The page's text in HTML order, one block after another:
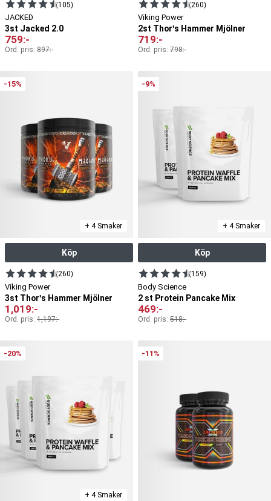
(105)
JACKED
3st Jacked 2.0
759:-
Ord. pris: 897:-
(260)
Viking Power
2st Thor's Hammer Mjölner
719:-
Ord. pris: 798:-
-15%
+ 4 Smaker
Köp
(260)
Viking Power
3st Thor's Hammer Mjölner
1,019:-
Ord. pris: 1,197:-
-9%
+ 4 Smaker
Köp
(159)
Body Science
2 st Protein Pancake Mix
469:-
Ord. pris: 518:-
-20%
+ 4 Smaker
-11%